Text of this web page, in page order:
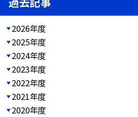
2026年度
2025年度
2024年度
2023年度
2022年度
2021年度
2020年度